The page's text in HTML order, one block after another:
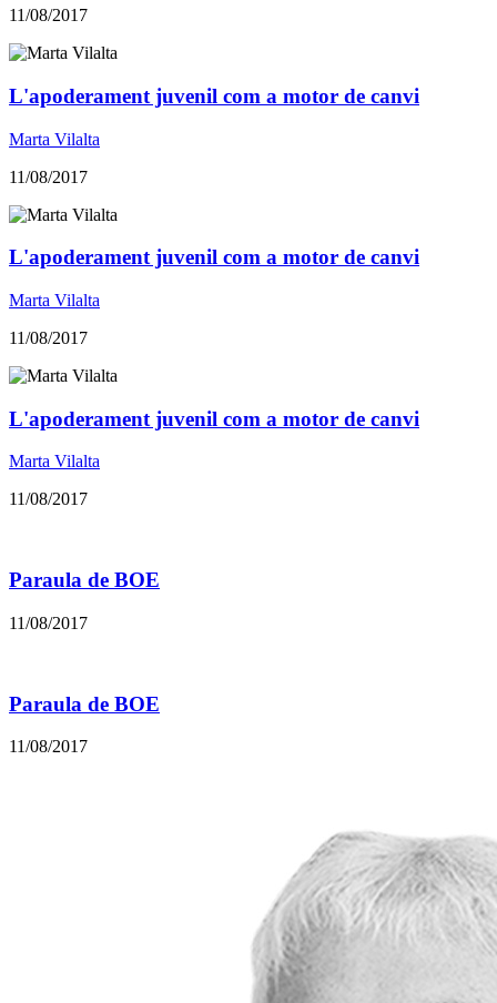
11/08/2017
L'apoderament juvenil com a motor de canvi
Marta Vilalta
11/08/2017
L'apoderament juvenil com a motor de canvi
Marta Vilalta
11/08/2017
L'apoderament juvenil com a motor de canvi
Marta Vilalta
11/08/2017
Paraula de BOE
11/08/2017
Paraula de BOE
11/08/2017